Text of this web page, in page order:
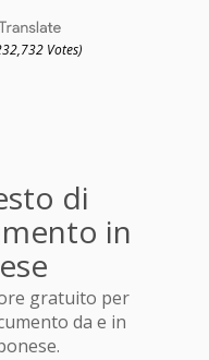
Votes)
di
in
gratuito per
da e in